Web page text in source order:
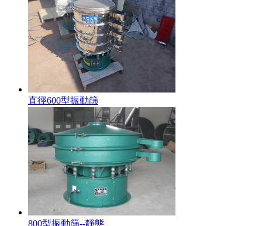
直徑600型振動篩
800型振動篩--靜態